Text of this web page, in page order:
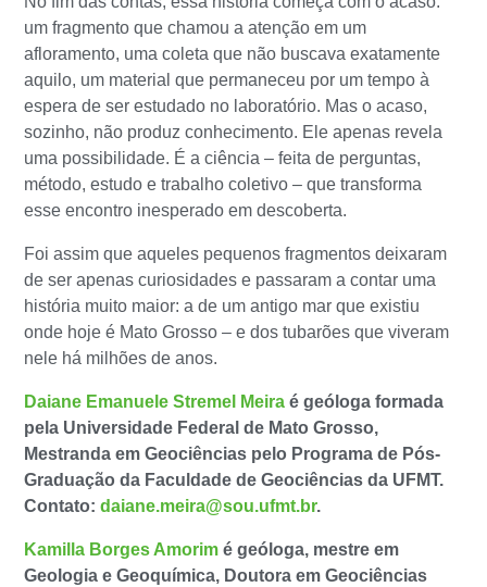
um fragmento que chamou a atenção em um
afloramento, uma coleta que não buscava exatamente
aquilo, um material que permaneceu por um tempo à
espera de ser estudado no laboratório. Mas o acaso,
sozinho, não produz conhecimento. Ele apenas revela
uma possibilidade. É a ciência – feita de perguntas,
método, estudo e trabalho coletivo – que transforma
esse encontro inesperado em descoberta.
Foi assim que aqueles pequenos fragmentos deixaram
de ser apenas curiosidades e passaram a contar uma
história muito maior: a de um antigo mar que existiu
onde hoje é Mato Grosso – e dos tubarões que viveram
nele há milhões de anos.
Daiane Emanuele Stremel Meiraé geóloga formada
pela Universidade Federal de Mato Grosso,
Mestranda em Geociências pelo Programa de Pós-
Graduação da Faculdade de Geociências da UFMT.
Contato:daiane.meira@sou.ufmt.br.
Kamilla Borges Amorimé geóloga, mestre em
Geologia e Geoquímica, Doutora em Geociências